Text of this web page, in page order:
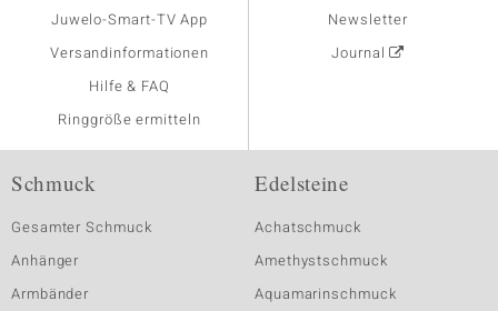
Juwelo-Smart-TV App
Versandinformationen
Hilfe & FAQ
Ringgröße ermitteln
Newsletter
Journal
Schmuck
Gesamter Schmuck
Anhänger
Armbänder
Edelsteine
Achatschmuck
Amethystschmuck
Aquamarinschmuck